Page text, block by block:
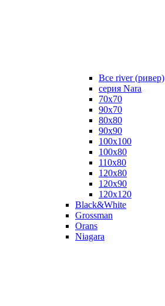
Все river (ривер)
серия Nara
70х70
90х70
80x80
90x90
100x100
100х80
110х80
120x80
120х90
120х120
Black&White
Grossman
Orans
Niagara